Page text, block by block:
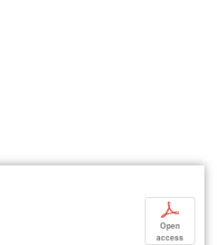
p
Open
access